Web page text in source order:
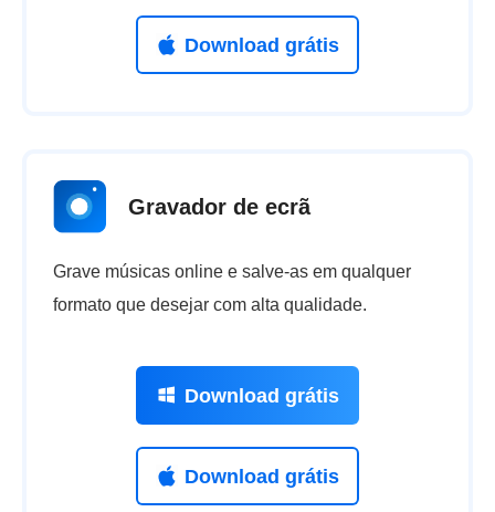
Download grátis
Gravador de ecrã
Grave músicas online e salve-as em qualquer
formato que desejar com alta qualidade.
Download grátis
Download grátis